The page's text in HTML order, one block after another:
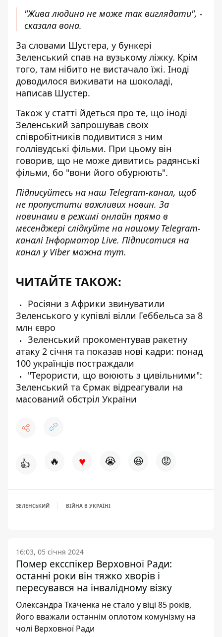
"Жива людина не може так виглядати", -
сказала вона.
За словами Шустера, у бункері
Зеленський спав на вузькому ліжку. Крім
того, там нібито не вистачало їжі. Іноді
доводилося виживати на шоколаді,
написав Шустер.
Також у статті йдеться про те, що іноді
Зеленський запрошував своїх
співробітників подивитися з ним
голлівудські фільми. При цьому він
говорив, що не може дивитись радянські
фільми, бо "вони його обурюють".
Підписуйтесь на наш Telegram-канал, щоб
не пропустити важливих новин. За
новинами в режимі онлайн прямо в
месенджері слідкуйте на нашому Telegram-
каналіІнформатор Live. Підписатися на
канал у Viber можна тут.
ЧИТАЙТЕ ТАКОЖ:
Росіяни з Африки звинуватили
Зеленського у купівлі вілли Геббельса за 8
млн євро
Зеленський прокоментував ракетну
атаку 2 січня та показав нові кадри: понад
100 українців постраждали
"Терористи, що воюють з цивільними":
Зеленський та Єрмак відреагували на
масований обстріл України
👍 🔥 ♥ 😭 😆 😡
ЗЕЛЕНСЬКИЙ ВІЙНА В УКРАЇНІ
16:03, 05 січня 2024
Помер ексспікер Верховної Ради:
останні роки він тяжко хворів і
пересувався на інвалідному візку
Олександра Ткаченка не стало у віці 85 років,
його вважали останнім оплотом комунізму на
чолі Верховної Ради